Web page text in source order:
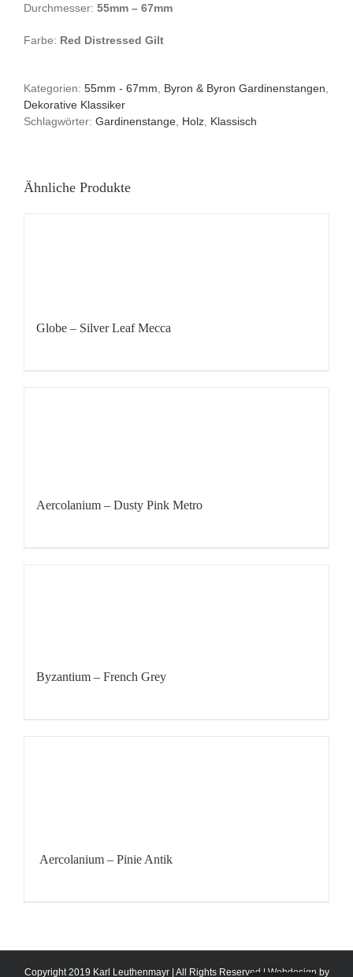
Durchmesser: 55mm – 67mm
Farbe: Red Distressed Gilt
Kategorien: 55mm - 67mm Byron & Byron Gardinenstangen
Dekorative Klassiker
Schlagwörter: Gardinenstange Holz Klassisch
Ähnliche Produkte
Globe – Silver Leaf Mecca
Aercolanium – Dusty Pink Metro
Byzantium – French Grey
Aercolanium – Pinie Antik
Copyright 2019 Karl Leuthenmayr | All Rights Reserved | Webdesign by